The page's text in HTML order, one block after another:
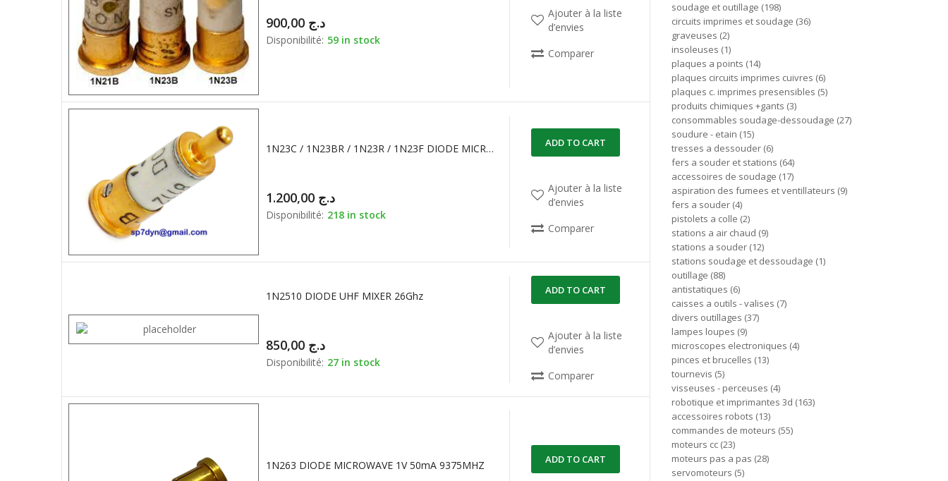
د.ج
Disponibilité: 59 in stock
Ajouter à la liste
d’envies
Comparer
1N23C / 1N23BR / 1N23R / 1N23F DIODE MICROWAVE DC-15Ghz
د.ج
Disponibilité: 218 in stock
ADD TO CART
Ajouter à la liste
d’envies
Comparer
1N2510 DIODE UHF MIXER 26Ghz
د.ج
Disponibilité: 27 in stock
ADD TO CART
Ajouter à la liste
d’envies
Comparer
1N263 DIODE MICROWAVE 1V 50mA 9375MHZ ADD TO CART
soudage et outillage 198
circuits imprimes et soudage 36
graveuses 2
insoleuses 1
plaques a points 14
plaques circuits imprimes cuivres 6
plaques c. imprimes presensibles 5
produits chimiques +gants 3
consommables soudage-dessoudage 27
soudure - etain 15
tresses a dessouder 6
fers a souder et stations 64
accessoires de soudage 17
aspiration des fumees et ventillateurs 9
fers a souder 4
pistolets a colle 2
stations a air chaud 9
stations a souder 12
stations soudage et dessoudage 1
outillage 88
antistatiques 6
caisses a outils - valises 7
divers outillages 37
lampes loupes 9
microscopes electroniques 4
pinces et brucelles 13
tournevis 5
visseuses - perceuses 4
robotique et imprimantes 3d 163
accessoires robots 13
commandes de moteurs 55
moteurs cc 23
moteurs pas a pas 28
servomoteurs 5